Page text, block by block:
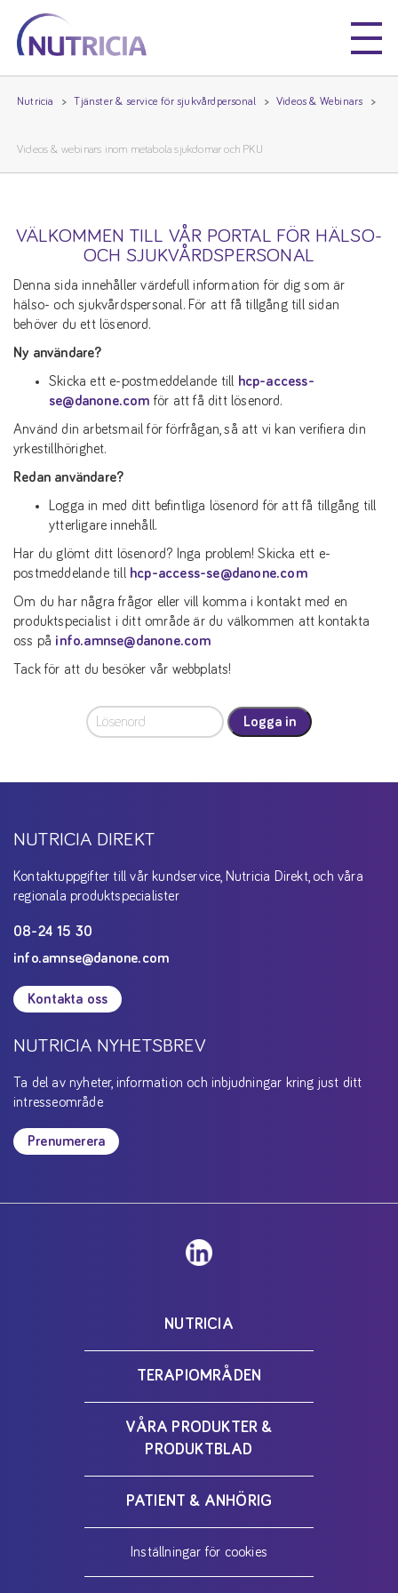
Nutricia
Nutricia
Nutricia Tjänster & service för sjukvårdpersonal Videos & Webinars
Videos & webinars inom metabola sjukdomar och PKU
VÄLKOMMEN TILL VÅR PORTAL FÖR HÄLSO-
OCH SJUKVÅRDSPERSONAL
Denna sida innehåller värdefull information för dig som är
hälso- och sjukvårdspersonal. För att få tillgång till sidan
behöver du ett lösenord.
Ny användare?
Skicka ett e-postmeddelande till
hcp-access-
se@danone.com för att få ditt lösenord.
Använd din arbetsmail för förfrågan, så att vi kan verifiera din
yrkestillhörighet.
Redan användare?
Logga in med ditt befintliga lösenord för att få tillgång till
ytterligare innehåll.
Har du glömt ditt lösenord? Inga problem! Skicka ett e-
postmeddelande till
hcp-access-se@danone.com
Om du har några frågor eller vill komma i kontakt med en
produktspecialist i ditt område är du välkommen att kontakta
oss på info.amnse@danone.com
Tack för att du besöker vår webbplats!
Logga in
NUTRICIA DIREKT
Kontaktuppgifter till vår kundservice, Nutricia Direkt, och våra
regionala produktspecialister
08-24 15 30
info.amnse@danone.com
Kontakta oss
NUTRICIA NYHETSBREV
Ta del av nyheter, information och inbjudningar kring just ditt
intresseområde
Prenumerera
NUTRICIA
TERAPIOMRÅDEN
VÅRA PRODUKTER &
PRODUKTBLAD
PATIENT & ANHÖRIG
Inställningar för cookies